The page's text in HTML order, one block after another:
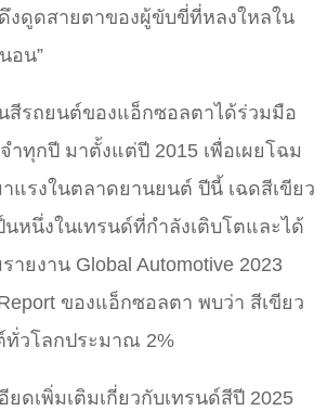
งดูดสายตาของผู้ขับขี่ที่หลงใหลใน
อน”
สีรถยนต์ของแอ็กซอลตาได้ร่วมมือ
ำทุกปี มาตั้งแต่ปี 2015 เพื่อเผยโฉม
แรงในตลาดยานยนต์ ปีนี้ เฉดสีเขียว
นหนึ่งในเทรนด์ที่กำลังเติบโตและได้
ยงาน Global Automotive 2023
ของแอ็กซอลตา พบว่า สีเขียว
ทั่วโลกประมาณ 2%
ยดเพิ่มเติมเกี่ยวกับเทรนด์สีปี 2025